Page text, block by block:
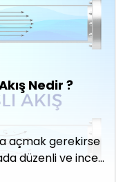
Nedir ?
açmak gerekirse
düzenli ve ince…